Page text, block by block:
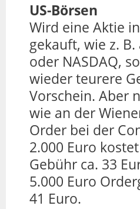
US-Börsen
Wird eine Aktie
gekauft, wie z. B.
oder NASDAQ,
wieder teurere
Vorschein. Aber
wie an der
Order bei der
2.000 Euro
Gebühr ca. 33
5.000 Euro
41 Euro.